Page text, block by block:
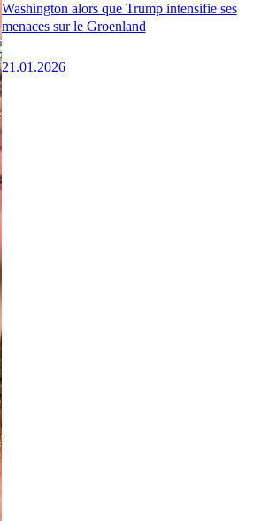
Washington alors que Trump intensifie ses
menaces sur le Groenland
21.01.2026